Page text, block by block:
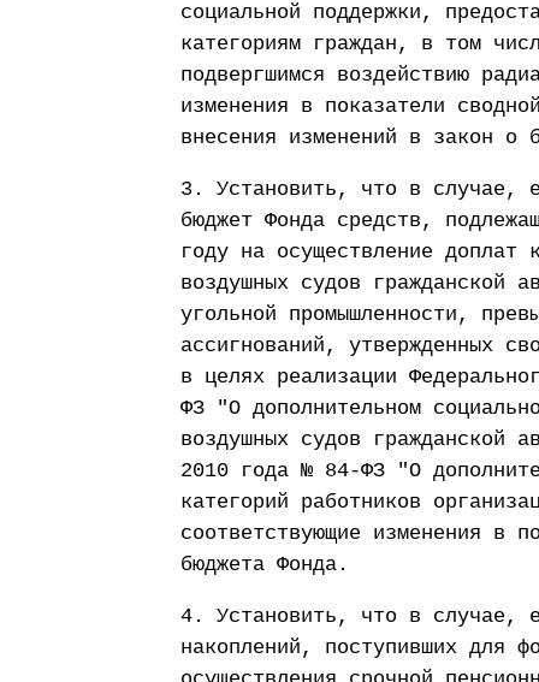
социальной поддержки,
категориям граждан, в том
подвергшимся воздействию
изменения в показатели
внесения изменений в закон о
3. Установить, что в случае,
бюджет Фонда средств,
году на осуществление доплат
воздушных судов гражданской
угольной промышленности,
ассигнований, утвержденных
в целях реализации
ФЗ "О дополнительном
воздушных судов гражданской
2010 года № 84-ФЗ "О
категорий работников
соответствующие изменения в
бюджета Фонда.
4. Установить, что в случае,
накоплений, поступивших для